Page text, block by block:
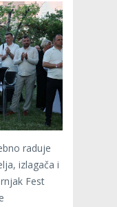
raduje
izlagača i
Fest